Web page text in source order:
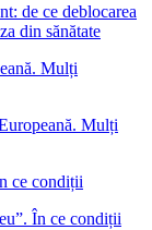
de ce deblocarea
din sănătate
Mulți
În ce condiții